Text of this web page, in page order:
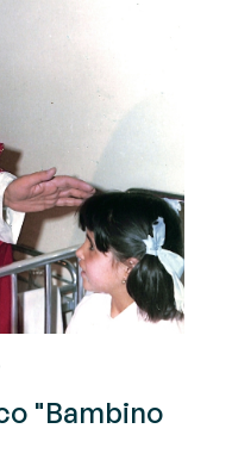
"Bambino